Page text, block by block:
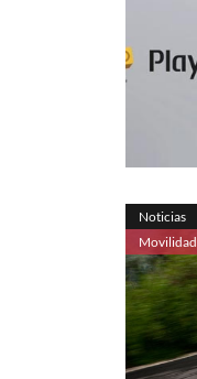
Noticias
Movilidad